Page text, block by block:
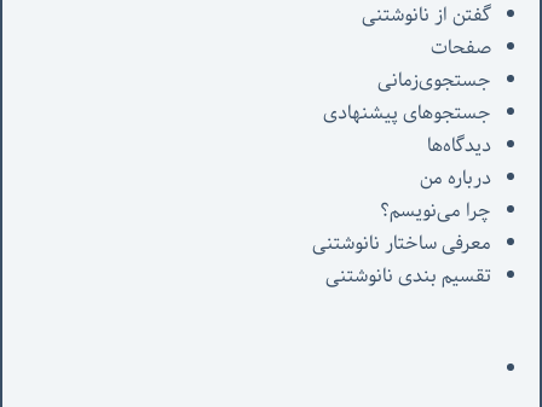
گفتن از نانوشتنی
صفحات
جستجوی‌زمانی
جستجوهای پیشنهادی
دیدگاه‌ها
درباره من
چرا می‌نویسم؟
معرفی‌ ساختار نانوشتنی
تقسیم بندی نانوشتنی